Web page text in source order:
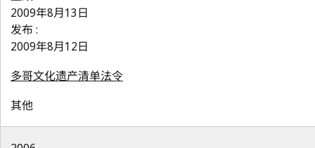
2009年8月13日
发布 :
2009年8月12日
多哥文化遗产清单法令
其他